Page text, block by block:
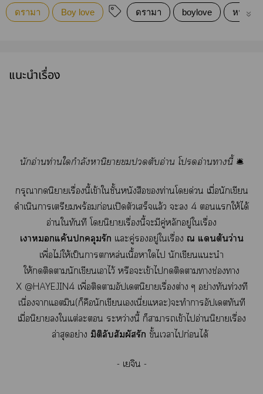
ดรามา Boy love ดรามา boylove หน่วง
แนะนำเรื่อง
นักอ่านท่านใกำลังหานิาตับอ่าน โอ่านานี้🛎️
กรุณานิยายเรื่องนี้เข้าใชั้นหนังสือท่านโด่วน เมื่อนักเขียน
ดำเนินาเรีพร้อมก่อนเปิดตัวเสร็จแล้ว ะ 4 แให้ได้
อ่านใทันที โนิยายเรื่องนี้ะมีคู่หลักอยู่ใเรื่อง
เาแค้นคลุมรัก แะคู่อยู่ใเรื่อง ณ แต้นว่าน
เพื่อไม่ให้เป็นาหล่นเนื้อาใไ นักเขียนแะนำ
ให้ติดานักเขียนเาไว้ หรือจะเข้าไติดาาช่องา
X @HAYEJIN4 เพื่อติดาอัปเดตนิยายเรื่องต่าง ๆ อย่างทันท่วงที
เนื่องจากแตมิน(ก็คือนักเขียนเเนี่ยแะ)ะทำาอัปเดตทันที
เมื่อนิยายใแต่ะ ระหว่างนี้ ก็าาเข้าไอ่านนิยายเรื่อง
ล่าสุดอย่าง มิติลับสัมผัสรัก ขั้นเาไก่อนได้
- เจิน -